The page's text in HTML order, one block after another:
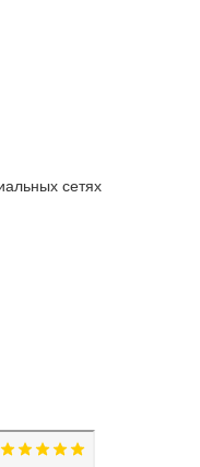
сетях